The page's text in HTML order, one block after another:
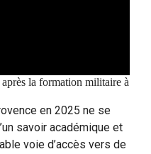
la formation militaire à
en 2025 ne se
savoir académique et
voie d’accès vers de